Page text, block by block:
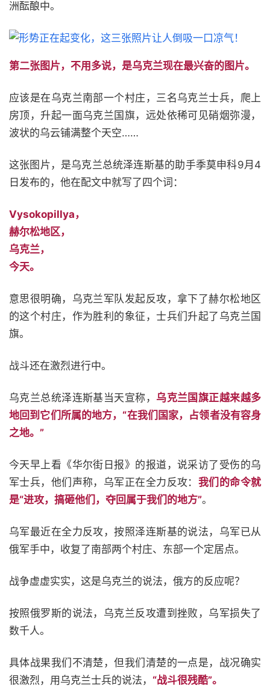
洲酝酿中。
第二张图片，不用多说，是乌克兰现在最兴奋的图片。
应该是在乌克兰南部一个村庄，三名乌克兰士兵，爬上
房顶，升起一面乌克兰国旗，远处依稀可见硝烟弥漫，
波状的乌云铺满整个天空……
这张图片，是乌克兰总统泽连斯基的助手季莫申科9月4
日发布的，他在配文中就写了四个词：
Vysokopillya，
赫尔松地区，
乌克兰，
今天。
意思很明确，乌克兰军队发起反攻，拿下了赫尔松地区
的这个村庄，作为胜利的象征，士兵们升起了乌克兰国
旗。
战斗还在激烈进行中。
乌克兰总统泽连斯基当天宣称， 乌克兰国旗正越来越多
地回到它们所属的地方，“在我们国家，占领者没有容身
之地。”
今天早上看《华尔街日报》的报道，说采访了受伤的乌
军士兵，他们声称，乌军正在全力反攻： 我们的命令就
是“进攻，搞砸他们，夺回属于我们的地方”。
乌军最近在全力反攻，按照泽连斯基的说法，乌军已从
俄军手中，收复了南部两个村庄、东部一个定居点。
战争虚虚实实，这是乌克兰的说法，俄方的反应呢？
按照俄罗斯的说法，乌克兰反攻遭到挫败，乌军损失了
数千人。
具体战果我们不清楚，但我们清楚的一点是，战况确实
很激烈，用乌克兰士兵的说法， “战斗很残酷”。